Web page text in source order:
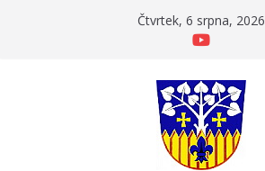
Čtvrtek, 6 srpna, 2026